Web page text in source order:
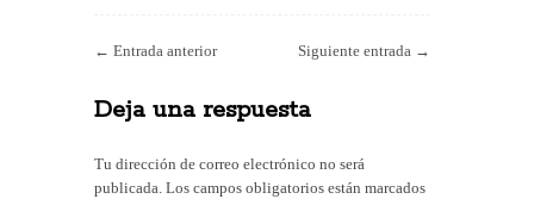
← Entrada anterior Siguiente entrada →
Deja una respuesta
Tu dirección de correo electrónico no será
publicada. Los campos obligatorios están marcados